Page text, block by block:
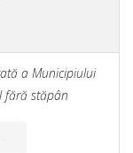
a Municipiului
fără stăpân